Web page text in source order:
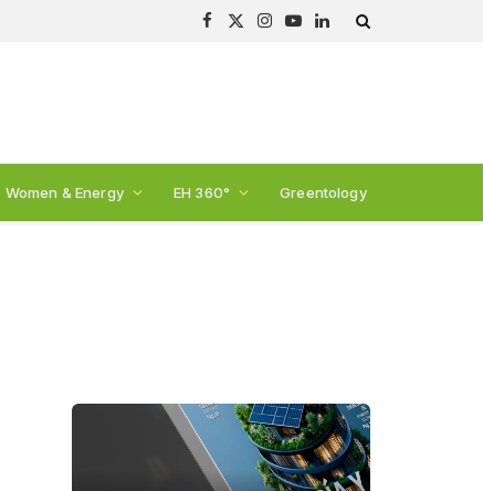
Facebook
X
Instagram
YouTubeLinkedIn
Women & Energy EH 360° Greentology